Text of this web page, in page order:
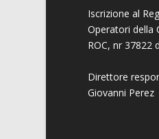
Iscrizione al
Operatori della
ROC, nr 37822
Direttore
Giovanni Perez